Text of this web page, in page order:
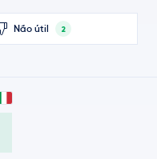
POL
Não útil 2